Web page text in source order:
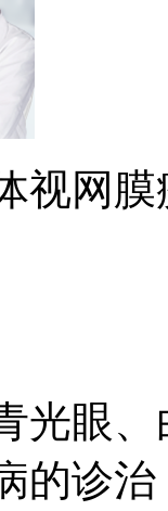
视网
光眼
的诊